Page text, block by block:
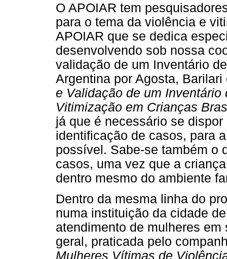
O APOIAR tem
para o tema da violência e
APOIAR que se dedica
desenvolvendo sob nossa
validação de um Inventário
Argentina por Agosta,
e Validação de um
Vitimização em Crianças
já que é necessário se
identificação de casos, para
possível. Sabe-se também o
casos, uma vez que a
dentro mesmo do ambiente
Dentro da mesma linha do
numa instituição da cidade
atendimento de mulheres
geral, praticada pelo
Mulheres Vítimas de